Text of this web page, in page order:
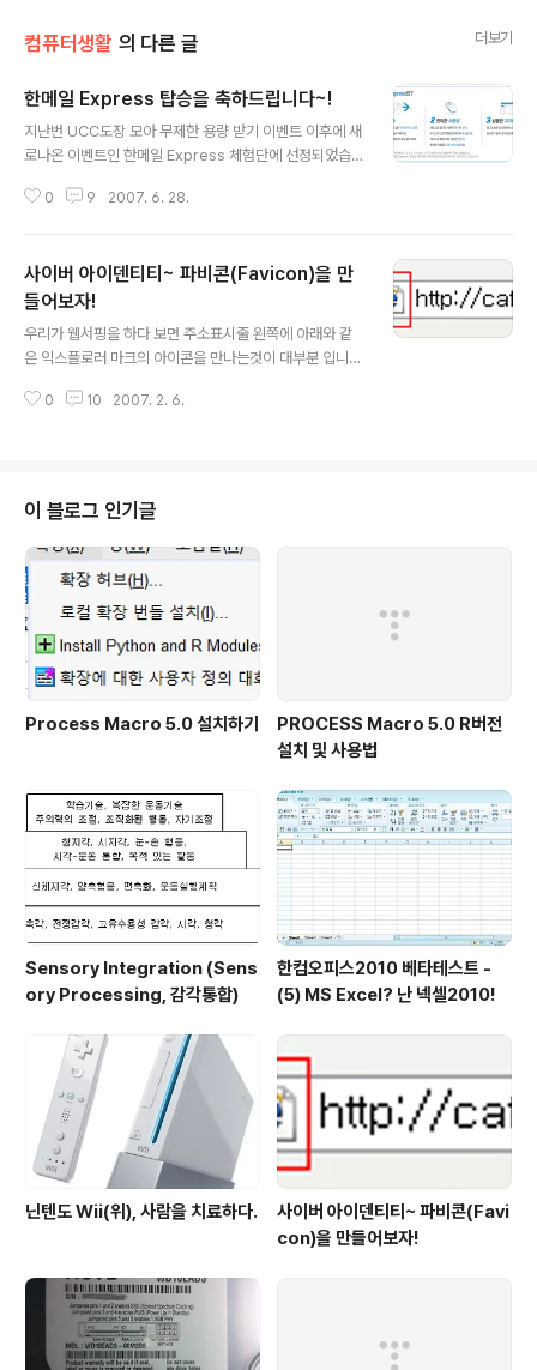
컴퓨터생활 의 다른 글 더보기
한메일 Express 탑승을 축하드립니다~!
지난번 UCC도장 모아 무제한 용량 받기 이벤트 이후에 새
로나온 이벤트인 한메일 Express 체험단에 선정되었습니
졌다고 하는데... 역시 -_- 빠르네요. 기존에 페이지 로딩
전페이지로 돌아올 때도 페이지 로딩이 길어서...) 편지함
화면과 편지 읽기함 모습입니다. 그리고 가장 두드러 진
건... IE나 파이어폭스에서 채용된 탭 브라우징의 개념이 한
메일 Express에서도 구현되었다는것이죠 ㅎㅎ 그리고...
발견된 문제점은 바로 이겁니다. 뷉뷁흏픂 같은 글자들이...
에디터 상의 문제로 인해서 보낸편지함에 저장된 것도 받
0 9 2007. 6. 28.
사이버 아이덴티티~ 파비콘(Favicon)을 만
들어보자!
우리가 웹서핑을 하다 보면 주소표시줄 왼쪽에 아래와 같
은 익스플로러 마크의 아이콘을 만나는것이 대부분 입니
폭스, 그리고 기타 프로그램을 사용하시는 분들은 특정 사
_-) 이렇게 말이죠... 이것을 흔히 파비콘(Favicon)이라고
불리는 것들입니다. 이렇게 보면 파비콘이 설정된 것과 안
된것의 차이를 느낄 수 있죠^^ 파비콘이 설정된 즐겨찾기
같은 경우에는 아무래도 한눈에 들어오기 마련입니다. 그
리고 이렇게 탭 상으로도 확인할 수 있구요^^ 요즘 기업 쪽
에서는 자신들의 기업 로고를 파비콘으로..
0 10 2007. 2. 6.
이 블로그 인기글
Process Macro 5.0 설치하기
PROCESS Macro 5.0 R버전
설치 및 사용법
Sensory Integration (Sens
ory Processing, 감각통합)
한컴오피스2010 베타테스트 -
(5) MS Excel? 난 넥셀2010!
닌텐도 Wii(위), 사람을 치료하다.
사이버 아이덴티티~ 파비콘(Favi
con)을 만들어보자!